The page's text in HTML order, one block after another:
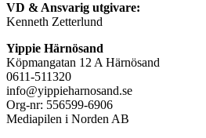
VD & Ansvarig utgivare:
Kenneth Zetterlund
Yippie Härnösand
Köpmangatan 12 A Härnösand
0611-511320
info@yippieharnosand.se
Org-nr: 556599-6906
Mediapilen i Norden AB